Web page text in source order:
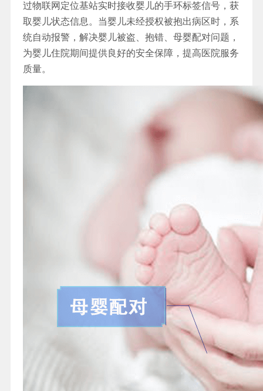
过物联网定位基站实时接收婴儿的手环标签信号，获
取婴儿状态信息。当婴儿未经授权被抱出病区时，系
统自动报警，解决婴儿被盗、抱错、母婴配对问题，
为婴儿住院期间提供良好的安全保障，提高医院服务
质量。